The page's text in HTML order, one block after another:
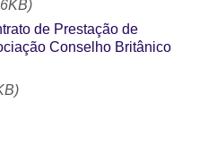
de Prestação de
Conselho Britânico